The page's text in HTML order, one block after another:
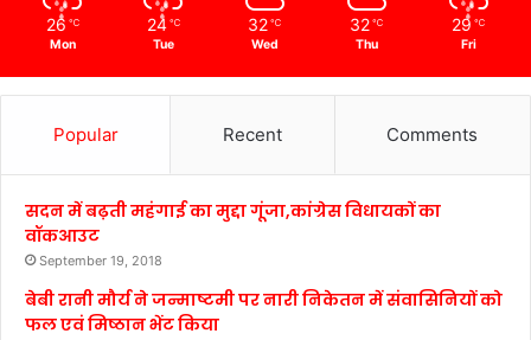
26 ℃
Mon
24 ℃
Tue
32 ℃
Wed
32 ℃
Thu
29 ℃
Fri
Popular Recent Comments
सदन में बढ़ती महंगाई का मुद्दा गूंजा,कांग्रेस विधायकों का
वॉकआउट
September 19, 2018
बेबी रानी मौर्य ने जन्माष्टमी पर नारी निकेतन में संवासिनियों को
फल एवं मिष्ठान भेंट किया